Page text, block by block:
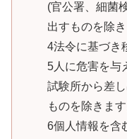
(官公署、細菌
出すものを除
4法令に基づき
5人に危害を与
試験所から差
ものを除きま
6個人情報を含